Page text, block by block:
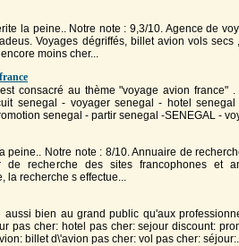
la peine.. Notre note : 9,3/10. Agence de
Voyages dégriffés, billet avion vols secs
moins cher...
consacré au thème "voyage avion france" .
senegal - voyager senegal - hotel
senegal - partir senegal -SENEGAL -
peine.. Notre note : 8/10. Annuaire de
de recherche des sites francophones et
la recherche s effectue...
bien au grand public qu'aux
pas cher: hotel pas cher: sejour discount:
: billet d\'avion pas cher: vol pas cher: